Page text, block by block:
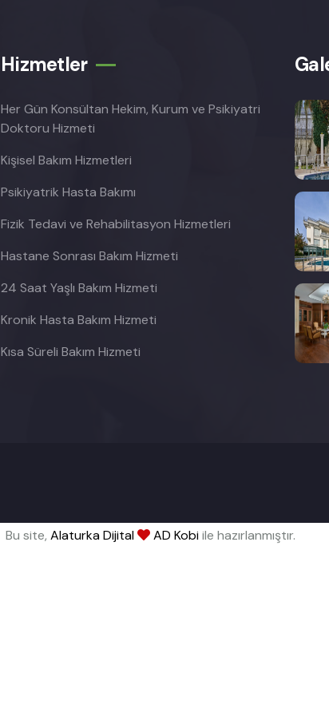
Hizmetler
Her Gün Konsültan Hekim, Kurum ve Psikiyatri
Doktoru Hizmeti
Kişisel Bakım Hizmetleri
Psikiyatrik Hasta Bakımı
Fizik Tedavi ve Rehabilitasyon Hizmetleri
Hastane Sonrası Bakım Hizmeti
24 Saat Yaşlı Bakım Hizmeti
Kronik Hasta Bakım Hizmeti
Kısa Süreli Bakım Hizmeti
Bu site, Alaturka Dijital AD Kobiile hazırlanmıştır.